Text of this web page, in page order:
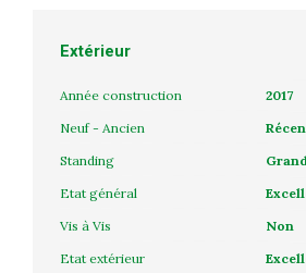
Extérieur
Année construction
2017
Neuf - Ancien
Standing
Etat général
Vis à Vis
Non
Etat extérieur